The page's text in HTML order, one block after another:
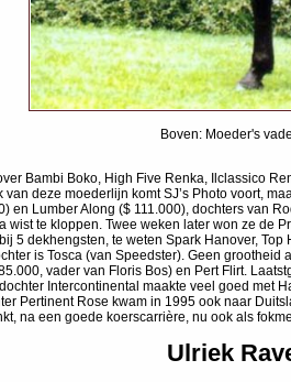
Boven: Moeder's
Bambi Boko, High Five Renka, Ilclassico
deze moederlijn komt SJ’s Photo voort,
Lumber Along ($ 111.000), dochters van
te kloppen. Twee weken later won ze
5 dekhengsten, te weten Spark Hanover,
is Tosca (van Speedster). Geen
vader van Floris Bos) en Pert Flirt.
Intercontinental maakte veel goed met
Pertinent Rose kwam in 1995 ook naar
na een goede koerscarrière, nu ook als
Ulriek